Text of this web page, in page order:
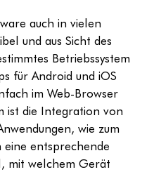
auch in vielen
und aus Sicht des
Betriebssystem
für Android und iOS
im Web-Browser
ist die Integration von
wie zum
entsprechende
mit welchem Gerät